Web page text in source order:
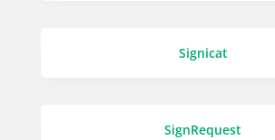
Signicat
SignRequest